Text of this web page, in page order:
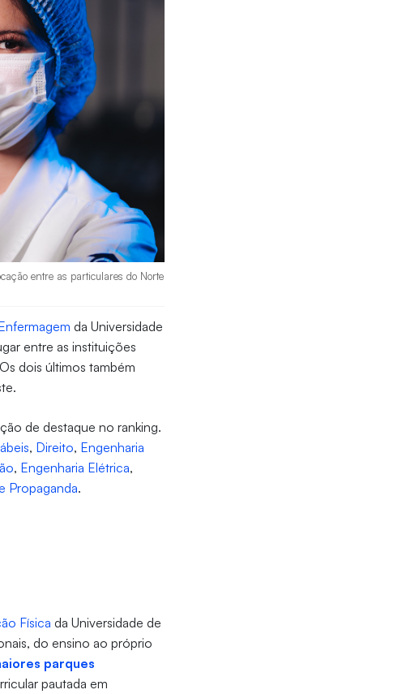
entre as particulares do Norte
da Universidade
entre as instituições
dois últimos também
de destaque no ranking.
, Direito, Engenharia
, Engenharia Elétrica,
Propaganda.
Física da Universidade de
do ensino ao próprio
parques
pautada em